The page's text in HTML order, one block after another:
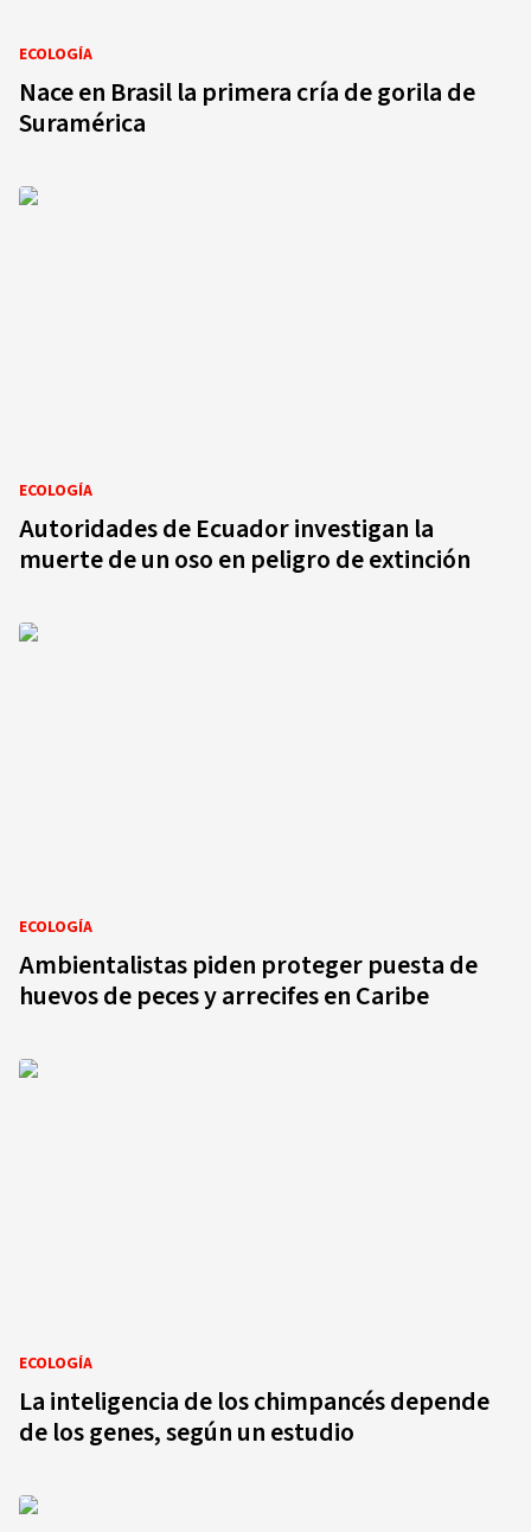
ECOLOGÍA
Nace en Brasil la primera cría de gorila de
Suramérica
ECOLOGÍA
Autoridades de Ecuador investigan la
muerte de un oso en peligro de extinción
ECOLOGÍA
Ambientalistas piden proteger puesta de
huevos de peces y arrecifes en Caribe
ECOLOGÍA
La inteligencia de los chimpancés depende
de los genes, según un estudio